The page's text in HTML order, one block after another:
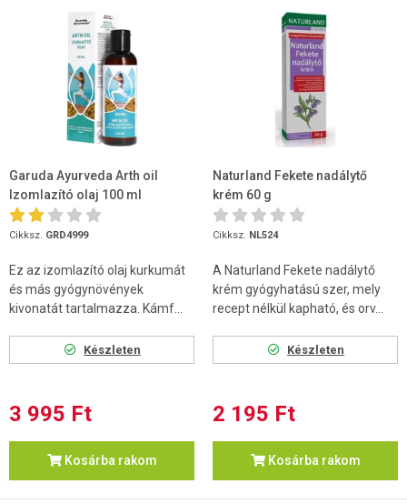
Garuda Ayurveda Arth oil
Izomlazító olaj 100 ml
Cikksz. GRD4999
Ez az izomlazító olaj kurkumát
és más gyógynövények
kivonatát tartalmazza. Kámf...
Készleten
3 995 Ft
Kosárba rakom
Naturland Fekete nadálytő
krém 60 g
Cikksz. NL524
A Naturland Fekete nadálytő
krém gyógyhatású szer, mely
recept nélkül kapható, és orv...
Készleten
2 195 Ft
Kosárba rakom